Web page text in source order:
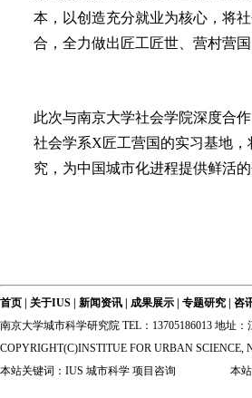
本，以创造充分就业为核心，将
合，全力做出匠工匠世、营村营国
此次与南京大学社会学院深度合
社会学系X匠工营国的实习基地
究，为中国城市化进程提供鲜活的
首页 关于IUS 新闻资讯 成果展示 专题研究 咨
南京大学城市科学研究院 TEL：13705186013 地址
COPYRIGHT(C)INSTITUE FOR URBAN SCIENCE,
本站关键词：IUS 城市科学 项目咨询 本站